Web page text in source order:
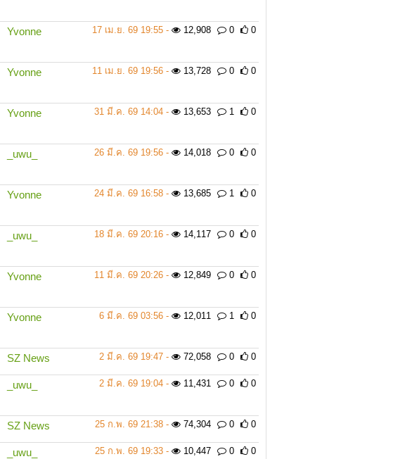
Yvonne 17 เม.ย. 69 19:55 - 12,908 0 0
Yvonne 11 เม.ย. 69 19:56 - 13,728 0 0
Yvonne 31 มี.ค. 69 14:04 - 13,653 1 0
_uwu_ 26 มี.ค. 69 19:56 - 14,018 0 0
Yvonne 24 มี.ค. 69 16:58 - 13,685 1 0
_uwu_ 18 มี.ค. 69 20:16 - 14,117 0 0
Yvonne 11 มี.ค. 69 20:26 - 12,849 0 0
Yvonne 6 มี.ค. 69 03:56 - 12,011 1 0
SZ News 2 มี.ค. 69 19:47 - 72,058 0 0
_uwu_ 2 มี.ค. 69 19:04 - 11,431 0 0
SZ News 25 ก.พ. 69 21:38 - 74,304 0 0
_uwu_ 25 ก.พ. 69 19:33 - 10,447 0 0